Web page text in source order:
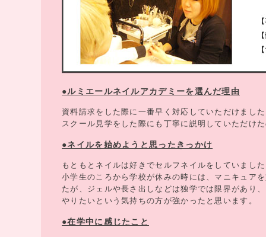
●ルミエールネイルアカデミーを選んだ理由
資料請求をした際に一番早く対応していただけまし
スクール見学をした際にも丁寧に説明していただけ
●ネイルを始めようと思ったきっかけ
もともとネイルは好きでセルフネイルをしていまし
小学生のころから学校が休みの時には、マニキュア
たが、ジェルや長さ出しなどは独学では限界があり
やりたいという気持ちの方が強かったと思います。
●在学中に感じたこと